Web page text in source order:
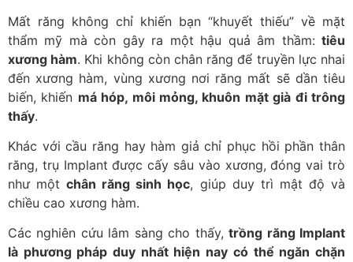
Mất răng không chỉ khiến bạn “khuyết thiếu” về mặt
thẩm mỹ mà còn gây ra một hậu quả âm thầm: tiêu
xương hàm. Khi không còn chân răng để truyền lực nhai
đến xương hàm, vùng xương nơi răng mất sẽ dần tiêu
biến, khiến má hóp, môi mỏng, khuôn mặt già đi trông
thấy.
Khác với cầu răng hay hàm giả chỉ phục hồi phần thân
răng, trụ Implant được cấy sâu vào xương, đóng vai trò
như mộtchân răng sinh học, giúp duy trì mật độ và
chiều cao xương hàm.
Các nghiên cứu lâm sàng cho thấy,trồng răng Implant
là phương pháp duy nhất hiện nay có thể ngăn chặn